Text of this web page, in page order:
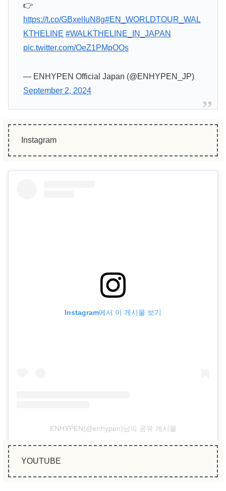
👉
https://t.co/GBxelIuN8g#EN_WORLDTOUR_WAL
KTHELINE #WALKTHELINE_IN_JAPAN
pic.twitter.com/OeZ1PMpOOs
— ENHYPEN Official Japan (@ENHYPEN_JP)
September 2, 2024
Instagram
Instagram에서 이 게시물 보기
ENHYPEN(@enhypen)님의 공유 게시물
YOUTUBE